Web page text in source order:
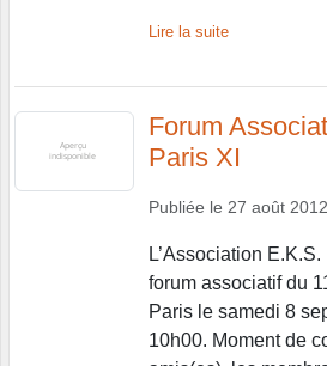
Lire la suite
Forum
Paris XI
Publiée le 27 août 2012
L’Association
forum associatif du
Paris le samedi 8
10h00. Moment de